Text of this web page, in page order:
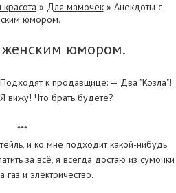
» Для мамочек» Анекдоты с
юмором.
юмором.
к продавщице: — Два "Козла"!
вижу! Что брать будете?
***
и ко мне подходит какой-нибудь
за всё, я всегда достаю из сумочки
газ и электричество.